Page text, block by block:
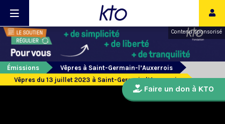
Contenu sponsorisé
Émissions
Vêpres à Saint-Germain-l’Auxerrois
Vêpres du 13 juillet 2023 à Saint-Germain l’Auxerrois
Faire un don à KTO